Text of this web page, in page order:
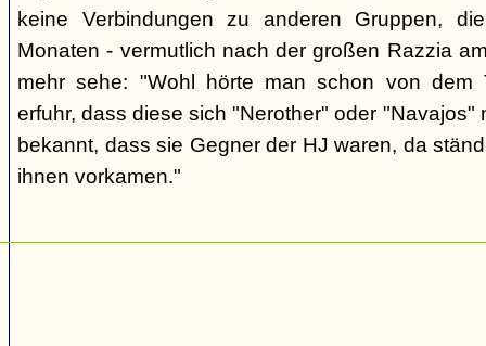
keine Verbindungen zu anderen Gruppen,
Monaten - vermutlich nach der großen Razzia
mehr sehe: "Wohl hörte man schon von dem
erfuhr, dass diese sich "Nerother" oder "Navajos"
bekannt, dass sie Gegner der HJ waren, da
ihnen vorkamen."